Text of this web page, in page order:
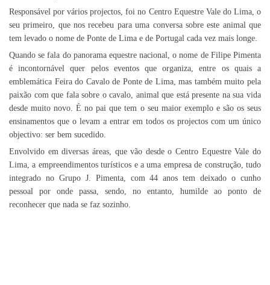
Responsável por vários projectos, foi no Centro Equestre Vale do Lima, o
seu primeiro, que nos recebeu para uma conversa sobre este animal que
tem levado o nome de Ponte de Lima e de Portugal cada vez mais longe.
Quando se fala do panorama equestre nacional, o nome de Filipe Pimenta
é incontornável quer pelos eventos que organiza, entre os quais a
emblemática Feira do Cavalo de Ponte de Lima, mas também muito pela
paixão com que fala sobre o cavalo, animal que está presente na sua vida
desde muito novo. É no pai que tem o seu maior exemplo e são os seus
ensinamentos que o levam a entrar em todos os projectos com um único
objectivo: ser bem sucedido.
Envolvido em diversas áreas, que vão desde o Centro Equestre Vale do
Lima, a empreendimentos turísticos e a uma empresa de construção, tudo
integrado no Grupo J. Pimenta, com 44 anos tem deixado o cunho
pessoal por onde passa, sendo, no entanto, humilde ao ponto de
reconhecer que nada se faz sozinho.